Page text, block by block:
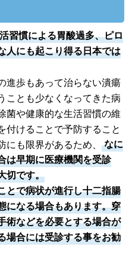
習慣による胃酸過多、ピロ
人にも起こり得る日本では
進歩もあって治らない潰瘍
ことも少なくなってきた病
菌や健康的な生活習慣の維
付けることで予防すること
にも限界があるため、なに
は早期に医療機関を受診
切です。
とで病状が進行し十二指腸
になる場合もあります。穿
術などを必要とする場合が
場合には受診する事をお勧